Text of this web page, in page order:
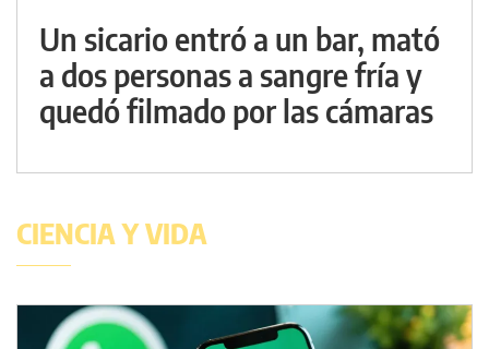
Un sicario entró a un bar, mató
a dos personas a sangre fría y
quedó filmado por las cámaras
CIENCIA Y VIDA